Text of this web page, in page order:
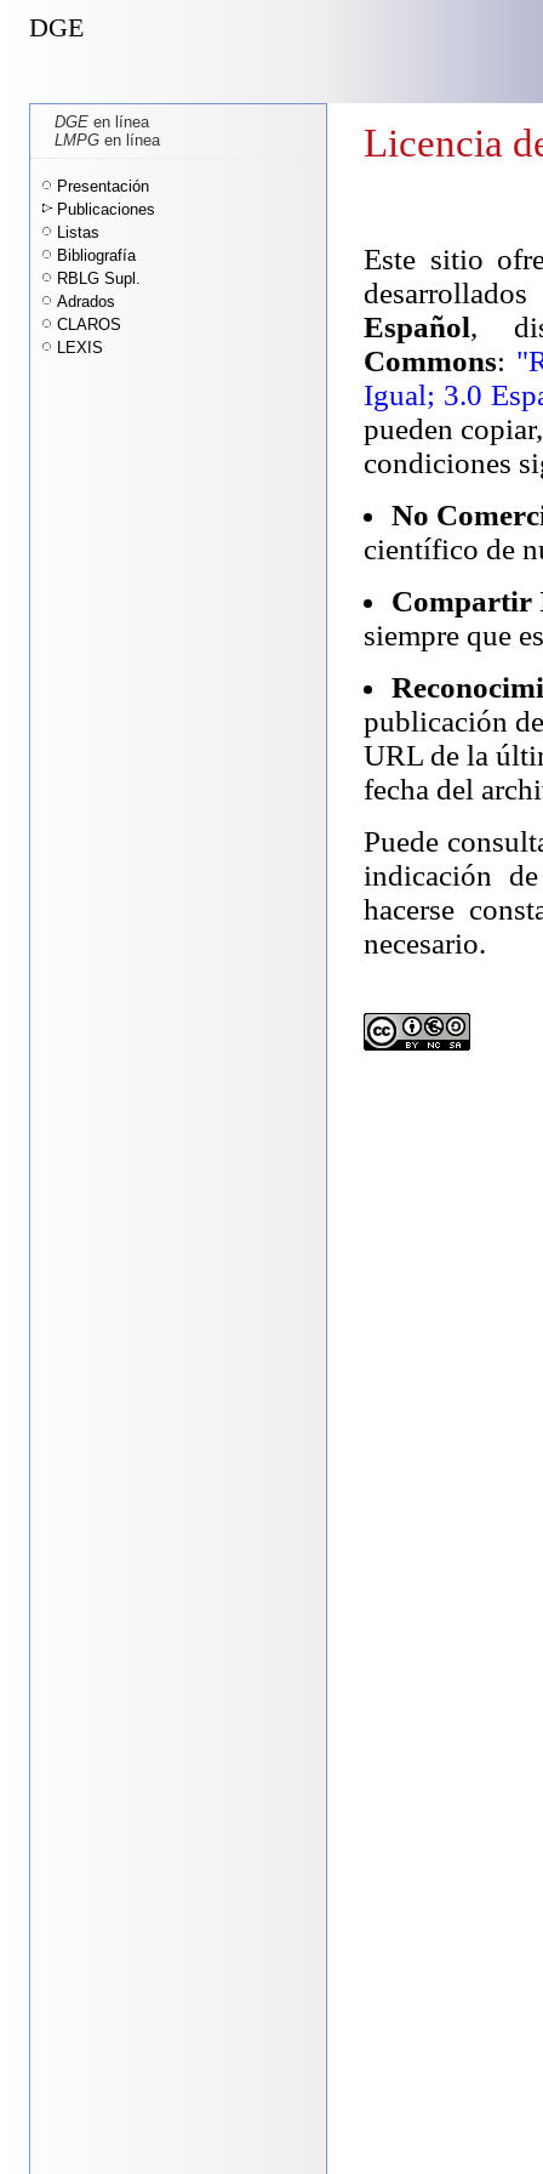
DGE
DGEen línea
LMPGen línea
Presentación
Publicaciones
Listas
Bibliografía
RBLG Supl.
Adrados
CLAROS
LEXIS
Licencia
Este sitio
Español,
Commons:
Igual; 3.0
pueden
condiciones
No
científico de
Compartir
siempre que
publicación
URL de la
fecha del
Puede
indicación
hacerse
necesario.